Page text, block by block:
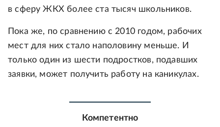
в сферу ЖКХ более ста тысяч школьников.
Пока же, по сравнению с 2010 годом, рабочих
мест для них стало наполовину меньше. И
только один из шести подростков, подавших
заявки, может получить работу на каникулах.
Компетентно